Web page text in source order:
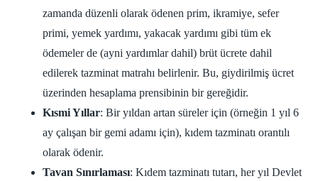
zamanda düzenli olarak ödenen prim, ikramiye, sefer
primi, yemek yardımı, yakacak yardımı gibi tüm ek
ödemeler de (ayni yardımlar dahil) brüt ücrete dahil
edilerek tazminat matrahı belirlenir. Bu, giydirilmiş ücret
üzerinden hesaplama prensibinin bir gereğidir.
Kısmi Yıllar: Bir yıldan artan süreler için (örneğin 1 yıl 6
ay çalışan bir gemi adamı için), kıdem tazminatı orantılı
olarak ödenir.
Tavan Sınırlaması: Kıdem tazminatı tutarı, her yıl Devlet